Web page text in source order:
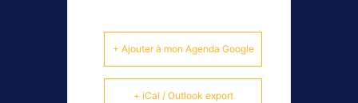
+ Ajouter à mon Agenda Google
+ iCal / Outlook export